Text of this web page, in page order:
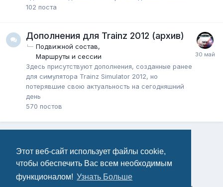
Этот веб-сайт использует файлы cookie,
чтобы обеспечить Вас всем необходимым
функционалом! Узнать Больше
102 поста
Дополнения для Trainz 2012 (архив)
Подвижной состав
Маршруты и сессии
Здесь присутствуют дополнения, созданные ранее
для симулятора Trainz Simulator 2012, но
потерявшие свою актуальность на сегодняшний
день
570 постов